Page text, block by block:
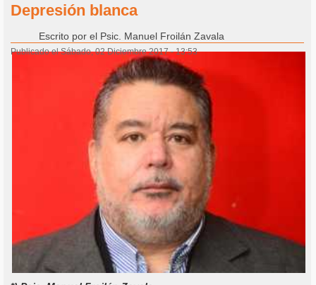
Depresión blanca
Escrito por el Psic. Manuel Froilán Zavala
Publicado el Sábado, 02 Diciembre 2017 - 13:53